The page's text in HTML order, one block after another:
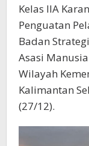
Kelas IIA
Penguatan
Badan
Asasi
Wilayah
Kalimantan
(27/12).